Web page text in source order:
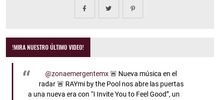
!MIRA NUESTRO ÚLTIMO VIDEO!
@zonaemergentemx🚨 Nueva música en el
radar 🚨 RAYmi by the Pool nos abre las puertas
a una nueva era con “I Invite You to Feel Good”, un